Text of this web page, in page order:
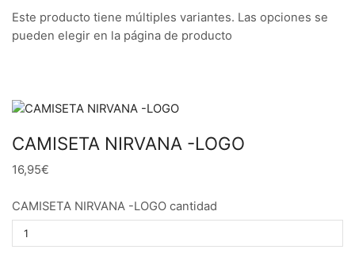
Este producto tiene múltiples variantes. Las opciones se
pueden elegir en la página de producto
CAMISETA NIRVANA -LOGO
16,95€
CAMISETA NIRVANA -LOGO cantidad